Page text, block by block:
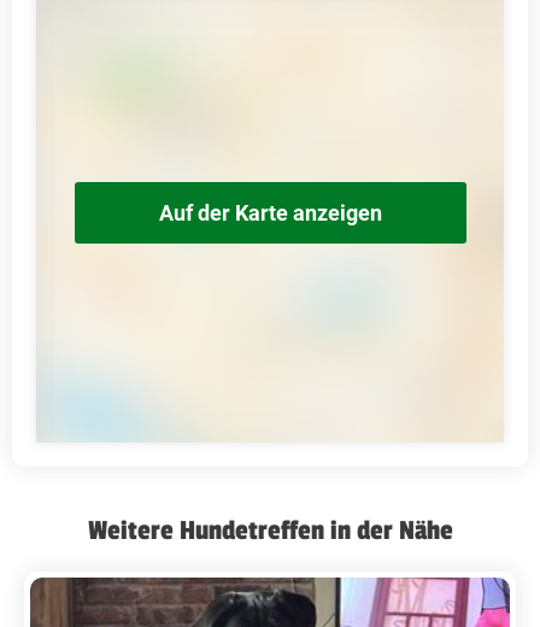
Auf der Karte anzeigen
Weitere Hundetreffen in der Nähe